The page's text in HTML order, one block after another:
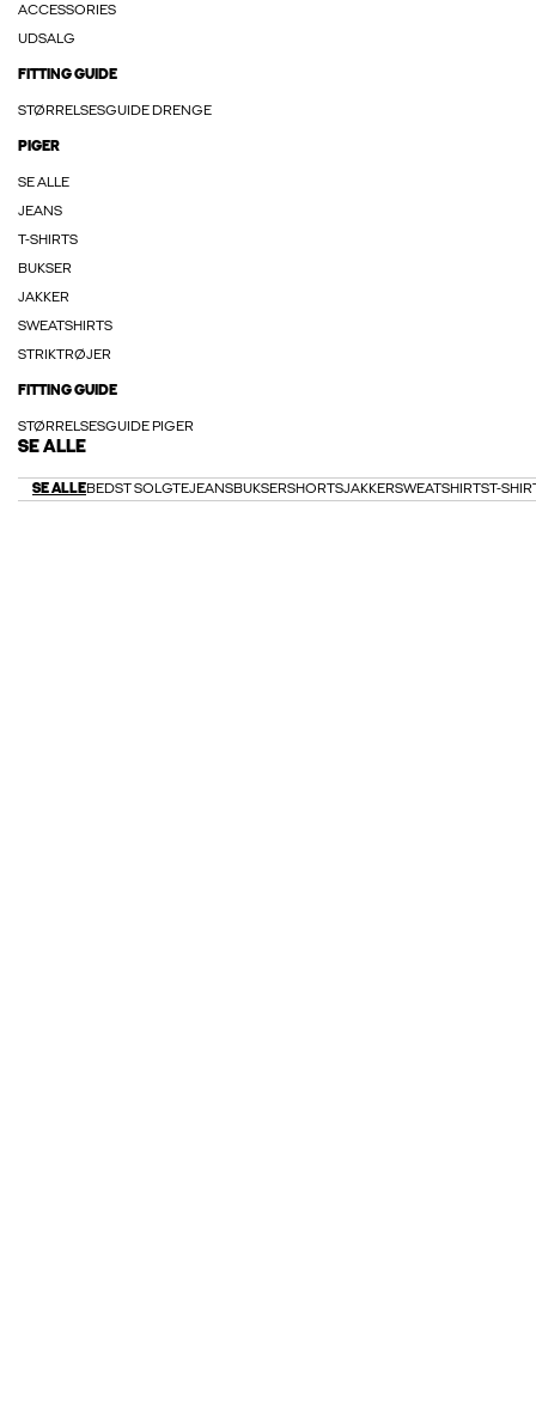
ACCESSORIES
UDSALG
FITTING GUIDE
STØRRELSESGUIDE DRENGE
PIGER
SE ALLE
JEANS
T-SHIRTS
BUKSER
JAKKER
SWEATSHIRTS
STRIKTRØJER
FITTING GUIDE
STØRRELSESGUIDE PIGER
SE ALLE
SE ALLEBEDST SOLGTEJEANSBUKSERSHORTSJAKKERSWEATSHIRTST-